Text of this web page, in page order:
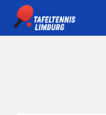
naar
de